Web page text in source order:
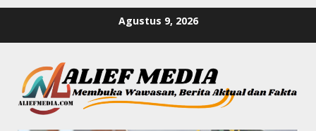
Agustus 9, 2026